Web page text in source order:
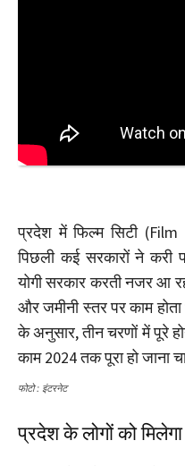
प्रदेश में फिल्म सिटी (Film
पिछली कई सरकारों ने करी
योगी सरकार करती नजर आ
और जमीनी स्तर पर काम होता
के अनुसार, तीन चरणों में पूरे
काम 2024 तक पूरा हो जाना
फोटो : इंटरनेट
प्रदेश के लोगों को मिलेगा